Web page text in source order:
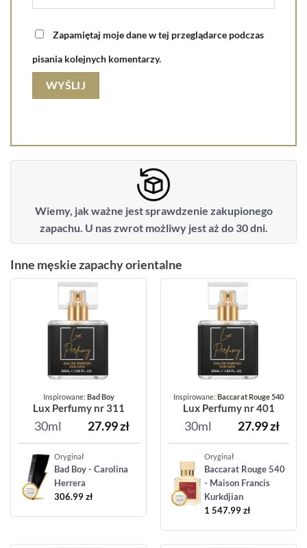
Zapamiętaj moje dane w tej przeglądarce podczas
pisania kolejnych komentarzy.
Wiemy, jak ważne jest sprawdzenie zakupionego
zapachu. U nas zwrot możliwy jest aż do 30 dni.
Inne męskie zapachy orientalne
Inspirowane: Bad Boy
Lux Perfumy nr 311
30ml 27.99zł
Oryginał
Bad Boy - Carolina
Herrera
306.99zł
Inspirowane: Baccarat Rouge 540
Lux Perfumy nr 401
30ml 27.99zł
Oryginał
Baccarat Rouge 540
- Maison Francis
Kurkdjian
1 547.99zł